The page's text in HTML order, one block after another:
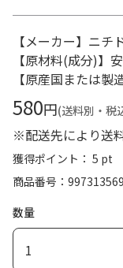
【メーカー】ニチ
【原材料(成分)】
【原産国または製
580円(送料別・税
※配送先により送
獲得ポイント： 5 pt
商品番号
数量
1